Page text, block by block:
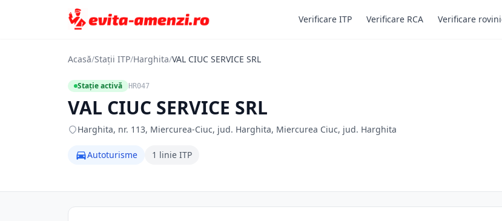
Verificare ITP Verificare RCA Verificare
Acasă/Stații ITP/Harghita/VAL CIUC SERVICE SRL
Stație activă HR047
VAL CIUC SERVICE SRL
Harghita, nr. 113, Miercurea-Ciuc, jud. Harghita, Miercurea Ciuc, jud. Harghita
Autoturisme 1 linie ITP